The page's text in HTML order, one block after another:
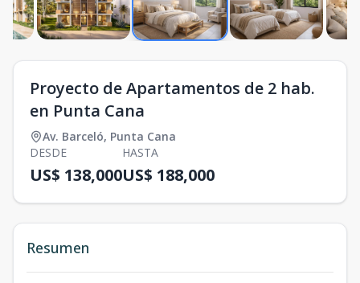
Proyecto de Apartamentos de 2 hab.
en Punta Cana
Av. Barceló, Punta Cana
DESDE
US$ 138,000
HASTA
US$ 188,000
Resumen